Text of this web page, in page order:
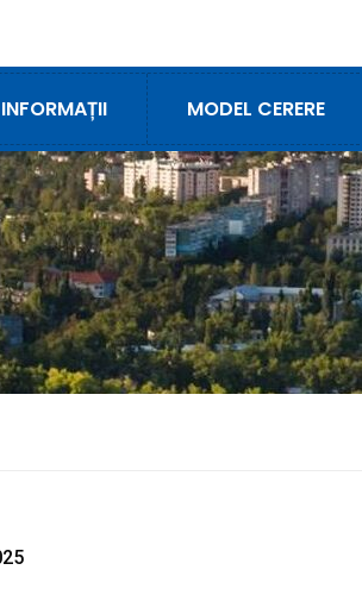
INFORMAȚII MODEL CERERE